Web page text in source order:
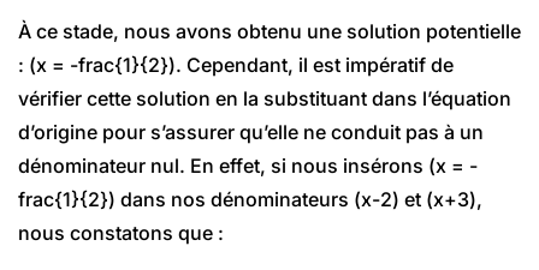
À ce stade, nous avons obtenu une solution potentielle
: (x = -frac{1}{2}). Cependant, il est impératif de
vérifier cette solution en la substituant dans l’équation
d’origine pour s’assurer qu’elle ne conduit pas à un
dénominateur nul. En effet, si nous insérons (x = -
frac{1}{2}) dans nos dénominateurs (x-2) et (x+3),
nous constatons que :